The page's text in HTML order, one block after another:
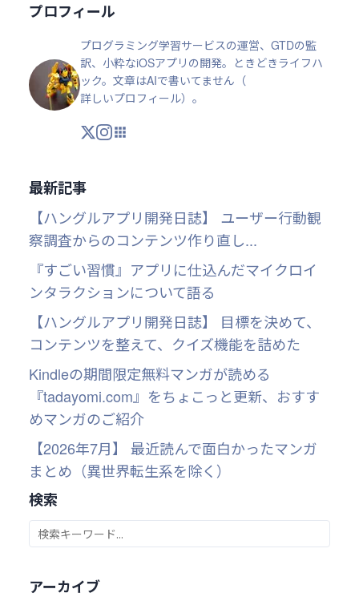
プロフィール
プログラミング学習サービスの運営、GTDの監
訳、小粋なiOSアプリの開発。ときどきライフハ
ック。文章はAIで書いてません（
詳しいプロフィール）。
X Instagram
アプリ・ツール
最新記事
【ハングルアプリ開発日誌】 ユーザー行動観
察調査からのコンテンツ作り直し...
『すごい習慣』アプリに仕込んだマイクロイ
ンタラクションについて語る
【ハングルアプリ開発日誌】 目標を決めて、
コンテンツを整えて、クイズ機能を詰めた
Kindleの期間限定無料マンガが読める
『tadayomi.com』をちょこっと更新、おすす
めマンガのご紹介
【2026年7月】 最近読んで面白かったマンガ
まとめ（異世界転生系を除く）
検索
アーカイブ